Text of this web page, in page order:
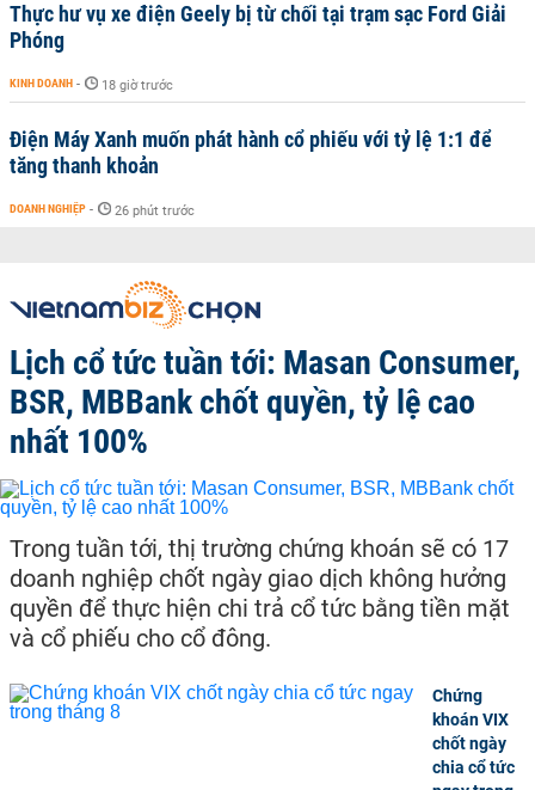
Thực hư vụ xe điện Geely bị từ chối tại trạm sạc Ford Giải
Phóng
KINH DOANH - 18 giờ trước
Điện Máy Xanh muốn phát hành cổ phiếu với tỷ lệ 1:1 để
tăng thanh khoản
DOANH NGHIỆP - 26 phút trước
Lịch cổ tức tuần tới: Masan Consumer,
BSR, MBBank chốt quyền, tỷ lệ cao
nhất 100%
Trong tuần tới, thị trường chứng khoán sẽ có 17
doanh nghiệp chốt ngày giao dịch không hưởng
quyền để thực hiện chi trả cổ tức bằng tiền mặt
và cổ phiếu cho cổ đông.
Chứng
khoán VIX
chốt ngày
chia cổ tức